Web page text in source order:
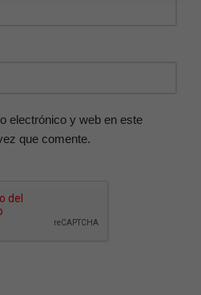
electrónico y web en este
que comente.